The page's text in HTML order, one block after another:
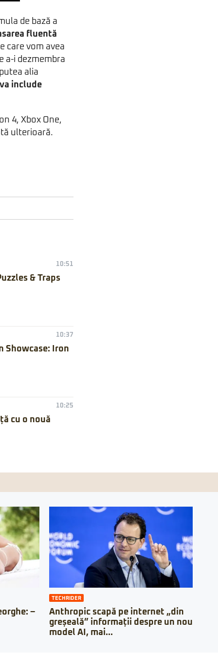
de bază a
fluentă
care vom avea
a-i dezmembra
alia
va include
4, Xbox One,
ulterioară.
10:51
& Traps
10:37
Showcase: Iron
10:25
cu o nouă
–
TECHRIDER
Anthropic scapă pe internet „din
greșeală” informații despre un nou
model AI, mai...